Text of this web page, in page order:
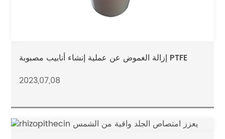
إزالة الغموض عن عملية إنشاء أنابيب مصبوبة PTFE
2023,07,08